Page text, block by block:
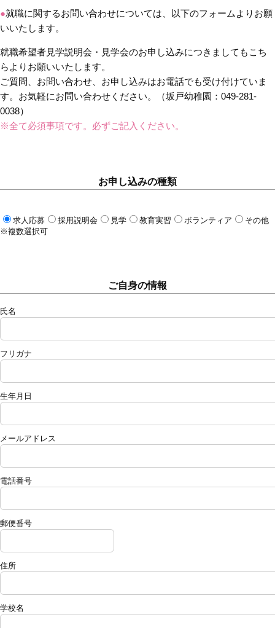
●就職に関するお問い合わせについては、以下のフォームよりお願
いいたします。
就職希望者見学説明会・見学会のお申し込みにつきましてもこち
らよりお願いいたします。
ご質問、お問い合わせ、お申し込みはお電話でも受け付けていま
す。お気軽にお問い合わせください。（坂戸幼稚園：049-281-
0038）
※全て必須事項です。必ずご記入ください。
お申し込みの種類
求人応募 採用説明会 見学 教育実習 ボランティア
その他
※複数選択可
ご自身の情報
氏名
フリガナ
生年月日
メールアドレス
電話番号
郵便番号
住所
学校名